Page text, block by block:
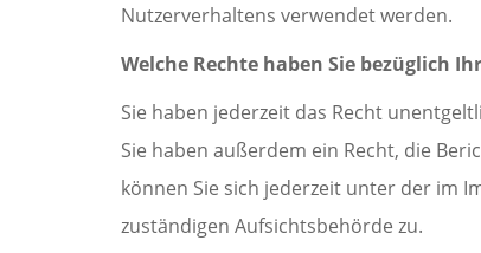
Nutzerverhaltens verwendet werden.
Welche Rechte haben Sie bezüglich
Sie haben jederzeit das Recht
Sie haben außerdem ein Recht, die
können Sie sich jederzeit unter der im
zuständigen Aufsichtsbehörde zu.